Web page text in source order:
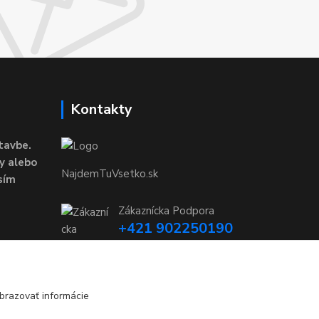
alebo
Kontakty
NajdemTuVsetko.sk
Zákaznícka Podpora
+421 902250190
informácie